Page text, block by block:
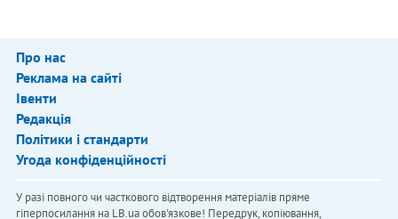
Про нас
Реклама на сайті
Івенти
Редакція
Політики і стандарти
Угода конфіденційності
У разі повного чи часткового відтворення матеріалів пряме
гіперпосилання на LB.ua обов'язкове! Передрук, копіювання,